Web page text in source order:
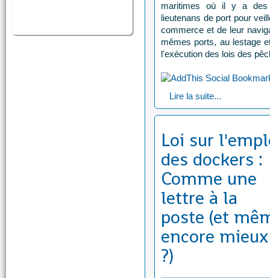
maritimes où il y a des
lieutenans de port pour
commerce et de leur
mêmes ports, au lestage
l'exécution des lois des
Lire la suite...
Loi sur
des dockers :
Comme une
lettre à la
poste (et
encore mieux
?)